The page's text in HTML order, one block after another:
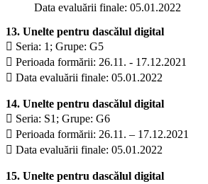
Data evaluării finale: 05.01.2022
13. Unelte pentru dascălul digital
 Seria: 1; Grupe: G5
 Perioada formării: 26.11. - 17.12.2021
 Data evaluării finale: 05.01.2022
14. Unelte pentru dascălul digital
 Seria: S1; Grupe: G6
 Perioada formării: 26.11. – 17.12.2021
 Data evaluării finale: 05.01.2022
15. Unelte pentru dascălul digital